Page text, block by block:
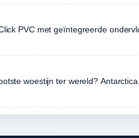
PVC met geïntegreerde
woestijn ter wereld?